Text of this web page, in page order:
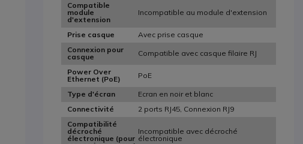
Compatible
module
d'extension
Incompatible au module d'extension
Prise casque
Avec prise casque
Connexion pour
casque
Compatible avec casque filaire RJ
Power Over
Ethernet (PoE)
PoE
Type d'écran
Ecran en noir et blanc
Connectivité
2 ports RJ45, Connexion RJ9
Compatibilité
décroché
électronique (pour
Incompatible avec décroché
électronique